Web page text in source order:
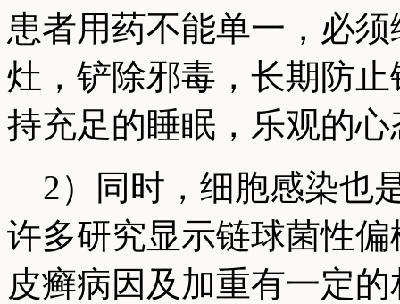
患者用药不能单一，必
灶，铲除邪毒，长期防
持充足的睡眠，乐观的
2）同时，细胞感染也
许多研究显示链球菌性
皮癣病因及加重有一定